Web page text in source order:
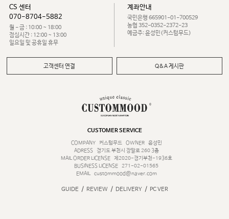
CS 센터
070-8704-5882
월 - 금 : 10:00 ~ 18:00
점심시간 : 12:00 ~ 13:00
일요일 및 공휴일 휴무
계좌안내
국민은행 665901-01-700529
농협 352-0352-2372-23
예금주: 윤성민(커스텀무드)
고객센터 연결 Q&A 게시판
CUSTOMER SERVICE
COMPANY
커스텀무드 OWNER
윤성민
ADRESS
경기도 부천시 장말로 260 3층
MAIL ORDER LICENSE
제2020-경기부천-1936호
BUSINESS LICENSE 271-02-01565
EMAIL
custommood@naver.com
GUIDE / REVIEW / DELIVERY / PC VER